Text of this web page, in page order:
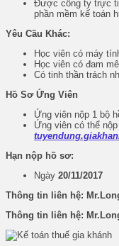
Được công ty trực
phần mềm kế toán
Yêu Cầu Khác:
Học viên có máy
Học viên có đam
Có tinh thần trách
Hồ Sơ Ứng Viên
Ứng viên nộp 1 bộ
Ứng viên có thể
Hạn nộp hồ sơ:
Ngày 20/11/2017
Thông tin liên hệ:
Thông tin liên hệ: